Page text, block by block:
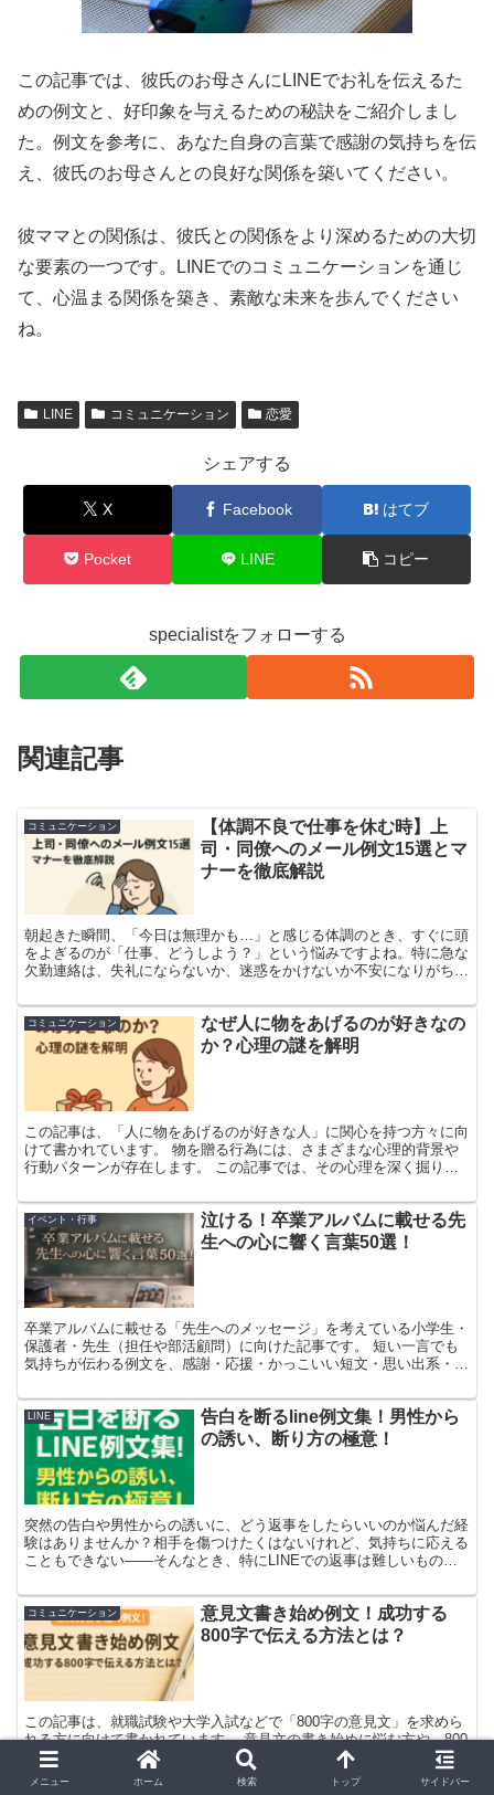
この記事では、彼氏のお母さんにLINEでお礼を伝えるた
めの例文と、好印象を与えるための秘訣をご紹介しまし
た。例文を参考に、あなた自身の言葉で感謝の気持ちを伝
え、彼氏のお母さんとの良好な関係を築いてください。
彼ママとの関係は、彼氏との関係をより深めるための大切
な要素の一つです。LINEでのコミュニケーションを通じ
て、心温まる関係を築き、素敵な未来を歩んでください
ね。
LINE コミュニケーション 恋愛
シェアする
X Facebook はてブ
Pocket LINE コピー
specialistをフォローする
関連記事
コミュニケーション
【体調不良で仕事を休む時】上
司・同僚へのメール例文15選とマ
ナーを徹底解説
朝起きた瞬間、「今日は無理かも…」と感じる体調のとき、すぐに頭
をよぎるのが「仕事、どうしよう？」という悩みですよね。特に急な
欠勤連絡は、失礼にならないか、迷惑をかけないか不安になりがちで
丁寧なメールの例文やマナーをご紹介します。 それでは、さらに詳
しく説明していきますね！
コミュニケーション
なぜ人に物をあげるのが好きなの
か？心理の謎を解明
この記事は、「人に物をあげるのが好きな人」に関心を持つ方々に向
けて書かれています。 物を贈る行為には、さまざまな心理的背景や
行動パターンが存在します。 この記事では、その心理を深く掘り下
げることが好きな方や、逆にその行為に困惑している方にとって、理
解を深める手助けとなることを目指しています。
イベント・行事
泣ける！卒業アルバムに載せる先
生への心に響く言葉50選！
卒業アルバムに載せる「先生へのメッセージ」を考えている小学生・
保護者・先生（担任や部活顧問）に向けた記事です。 短い一言でも
気持ちが伝わる例文を、感謝・応援・かっこいい短文・思い出系・先
別の書き分け、レイアウトや文字数のコツ、渡し方やSNS配慮ま
で、卒業アルバムで「失敗しない」ための実用ポイントも解説しま
す。
LINE
告白を断るline例文集！男性から
の誘い、断り方の極意！
突然の告白や男性からの誘いに、どう返事をしたらいいのか悩んだ経
験はありませんか？相手を傷つけたくはないけれど、気持ちに応える
こともできない――そんなとき、特にLINEでの返事は難しいもので
コミュニケーション
意見文書き始め例文！成功する
800字で伝える方法とは？
この記事は、就職試験や大学入試などで「800字の意見文」を求めら
れる方に向けて書かれています。 意見文の書き始めに悩む方や、800
字という指定文字数でうまく自分の考えをまとめたい方に、具体的な
書き始め例や構成のコツ、成功するためのポイントをわかりやすく解
メニュー ホーム 検索 トップ サイドバー